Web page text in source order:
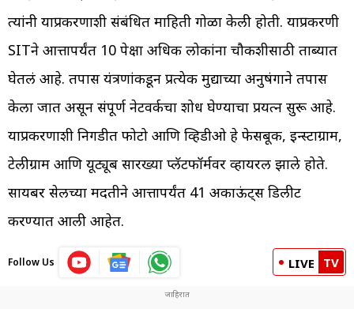
त्यांनी याप्रकरणाशी संबंधित माहिती गोळा केली होती. याप्रकरणी
SITने आत्तापर्यंत 10 पेक्षा अधिक लोकांना चौकशीसाठी ताब्यात
घेतलं आहे. तपास यंत्रणांकडून प्रत्येक मुद्याच्या अनुषंगाने तपास
केला जात असून संपूर्ण नेटवर्कचा शोध घेण्याचा प्रयत्न सुरू आहे.
याप्रकरणाशी निगडीत फोटो आणि व्हिडीओ हे फेसबूक, इन्स्टाग्राम,
टेलीग्राम आणि यूट्यूब सारख्या प्लॅटफॉर्मवर व्हायरल झाले होते.
सायबर सेलच्या मदतीने आत्तापर्यंत 41 अकाऊंट्स डिलीट
करण्यात आली आहेत.
Follow Us LIVE TV